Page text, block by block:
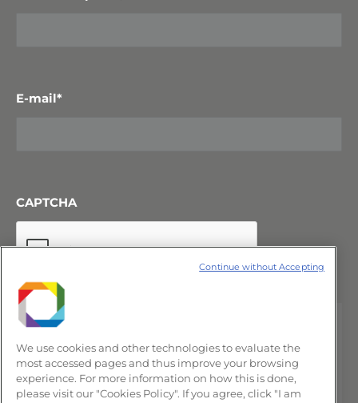
E-mail*
CAPTCHA
We use cookies and other technologies to evaluate the
most accessed pages and thus improve your browsing
experience. For more information on how this is done,
please visit our "Cookies Policy". If you agree, click "I am
Continue without Accepting